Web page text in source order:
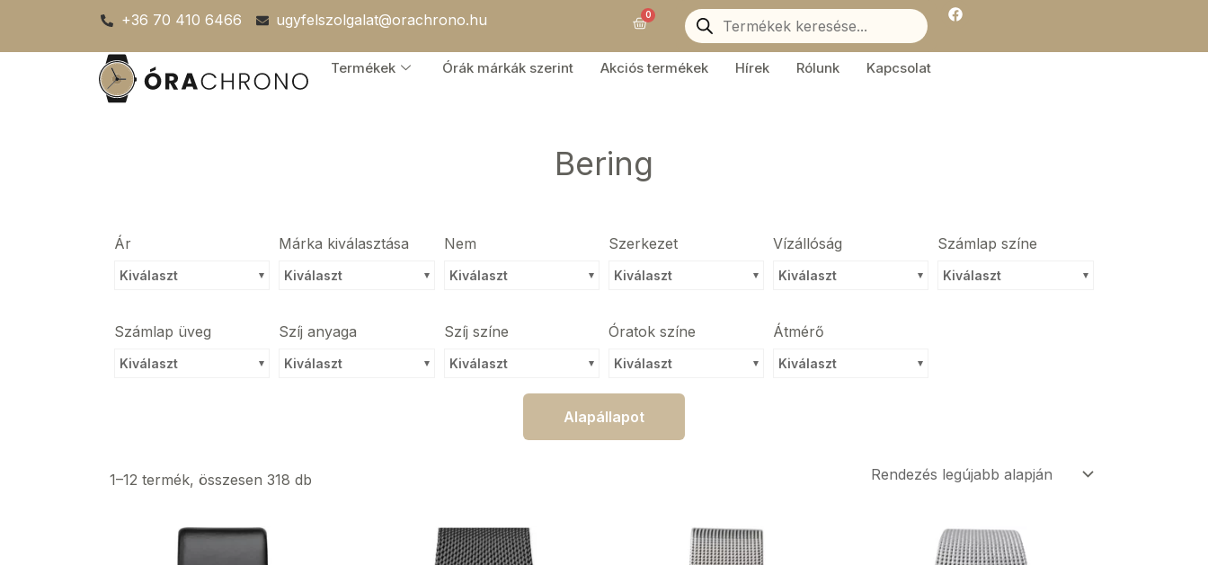
content
+36 70 410 6466 ugyfelszolgalat@orachrono.hu 0Kosár
Products
search
F
a
e
Termékek Órák márkák szerint Akciós termékek Hírek Rólunk Kapcsolat
Bering
Ár
Kiválaszt
Márka kiválasztása
Kiválaszt
Nem
Kiválaszt
Szerkezet
Kiválaszt
Vízállóság
Kiválaszt
Számlap színe
Kiválaszt
Számlap üveg
Kiválaszt
Szíj anyaga
Kiválaszt
Szíj színe
Kiválaszt
Óratok színe
Kiválaszt
Átmérő
Kiválaszt
Alapállapot
1–12 termék, összesen 318 db